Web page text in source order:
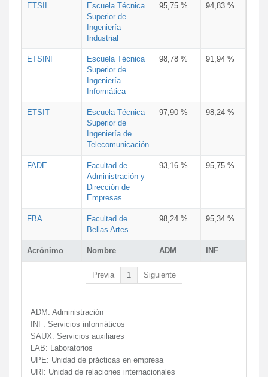
Acrónimo Nombre ADM INF
ETSII
Escuela Técnica
Superior de
Ingeniería
Industrial
95,75 % 94,83 %
ETSINF
Escuela Técnica
Superior de
Ingeniería
Informática
98,78 % 91,94 %
ETSIT
Escuela Técnica
Superior de
Ingeniería de
Telecomunicación
97,90 % 98,24 %
FADE
Facultad de
Administración y
Dirección de
Empresas
93,16 % 95,75 %
FBA
Facultad de
Bellas Artes
98,24 % 95,34 %
Previa 1 Siguiente
ADM: Administración
INF: Servicios informáticos
SAUX: Servicios auxiliares
LAB: Laboratorios
UPE: Unidad de prácticas en empresa
URI: Unidad de relaciones internacionales